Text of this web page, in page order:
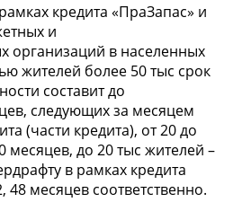
кредита «ПраЗапас» и
и
организаций в населенных
жителей более 50 тыс срок
составит до
следующих за месяцем
(части кредита), от 20 до
месяцев, до 20 тыс жителей –
в рамках кредита
48 месяцев соответственно.